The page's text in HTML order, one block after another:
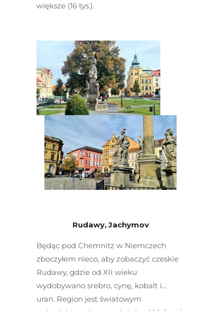
większe (16 tys.).
Rudawy, Jachymov
Będąc pod Chemnitz w Niemczech
zboczyłem nieco, aby zobaczyć czeskie
Rudawy, gdzie od XII wieku
wydobywano srebro, cynę, kobalt i…
uran. Region jest światowym